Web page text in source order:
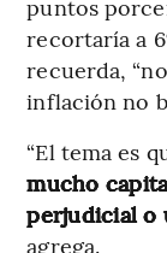
puntos
recortaría a
recuerda,
inflación no
“El tema es
mucho
perjudicial o
agrega.